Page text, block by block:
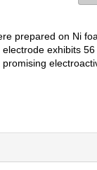
prepared on Ni
exhibits